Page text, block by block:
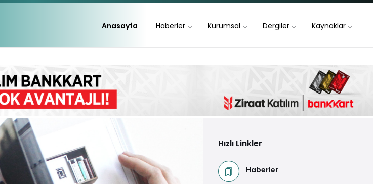
Anasayfa Haberler Kurumsal Dergiler Kaynaklar
Hızlı Linkler
Haberler